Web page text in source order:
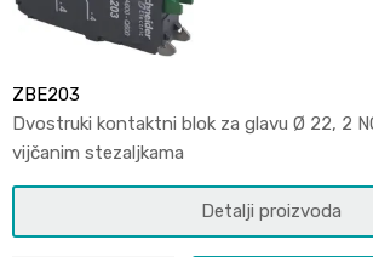
ZBE203
Dvostruki kontaktni blok za glavu Ø 22, 2
vijčanim stezaljkama
Detalji proizvoda